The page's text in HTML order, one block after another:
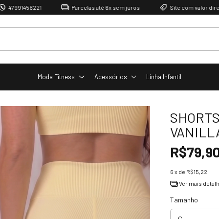
Parcelas até 6x sem juros Site com valor direto de
Moda Fitness Acessórios Linha Infantil
6 x de R$15,22
Ver mais
Tamanho